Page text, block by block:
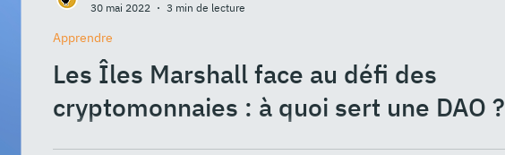
Les Îles Marshall face au défi des
cryptomonnaies : à quoi sert une DAO ?
Les cryptomonnaies rebattent les cartes de la finance, mais pas
Apprendre
30 mai 2022
3 min de lecture